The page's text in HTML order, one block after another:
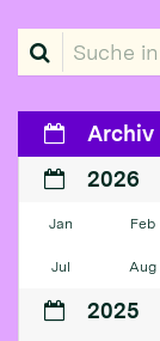
Suche in Liste
Archiv
2026
Jan Feb
Jul Aug
2025